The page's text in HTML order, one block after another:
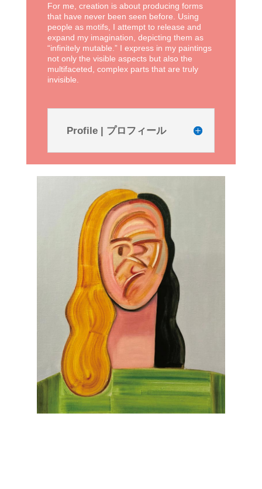
For me, creation is about producing forms
that have never been seen before. Using
people as motifs, I attempt to release and
expand my imagination, depicting them as
“infinitely mutable.” I express in my paintings
not only the visible aspects but also the
multifaceted, complex parts that are truly
invisible.
Profile | プロフィール